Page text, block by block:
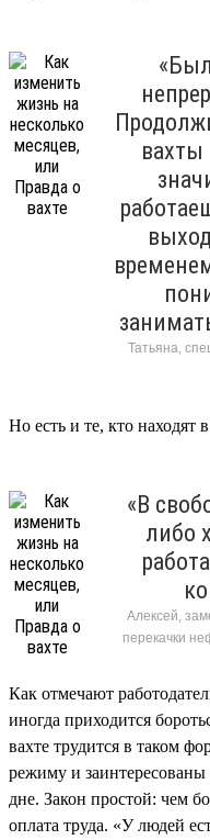
вахты
Татьяна,
Но есть и те, кто
«В
либо
Алексей,
перекачки
Как отмечают
иногда приходится
вахте трудится в таком
режиму и
дне. Закон простой: чем
оплата труда. «У людей